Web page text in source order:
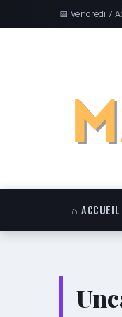
📅 Vendredi 7
⌂ ACCUEIL